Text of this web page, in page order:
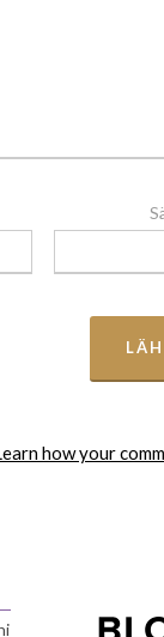
how your